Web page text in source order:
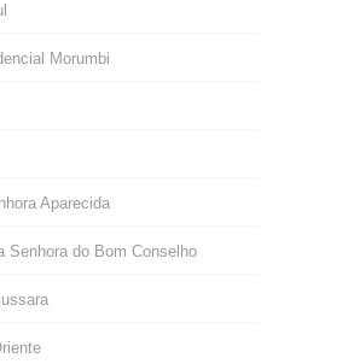
Morumbi
Aparecida
Senhora do Bom Conselho